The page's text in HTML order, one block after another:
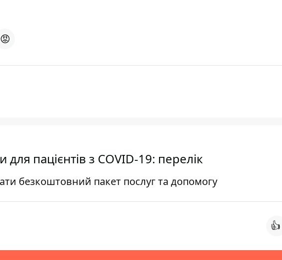
😡
пацієнтів з COVID-19: перелік
безкоштовний пакет послуг та допомогу
👍